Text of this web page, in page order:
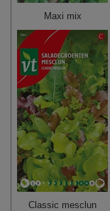
Maxi mix
Classic mesclun